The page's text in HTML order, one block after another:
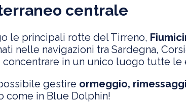
centrale
le principali rotte del Tirreno,
nelle navigazioni tra Sardegna,
in un unico luogo tutte le
gestire ormeggio,
come in Blue Dolphin!